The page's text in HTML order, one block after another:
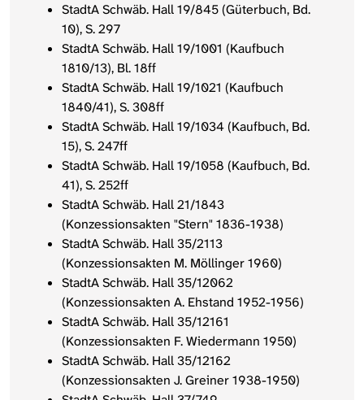
StadtA Schwäb. Hall 19/845 (Güterbuch, Bd.
10), S. 297
StadtA Schwäb. Hall 19/1001 (Kaufbuch
1810/13), Bl. 18ff
StadtA Schwäb. Hall 19/1021 (Kaufbuch
1840/41), S. 308ff
StadtA Schwäb. Hall 19/1034 (Kaufbuch, Bd.
15), S. 247ff
StadtA Schwäb. Hall 19/1058 (Kaufbuch, Bd.
41), S. 252ff
StadtA Schwäb. Hall 21/1843
(Konzessionsakten "Stern" 1836-1938)
StadtA Schwäb. Hall 35/2113
(Konzessionsakten M. Möllinger 1960)
StadtA Schwäb. Hall 35/12062
(Konzessionsakten A. Ehstand 1952-1956)
StadtA Schwäb. Hall 35/12161
(Konzessionsakten F. Wiedermann 1950)
StadtA Schwäb. Hall 35/12162
(Konzessionsakten J. Greiner 1938-1950)